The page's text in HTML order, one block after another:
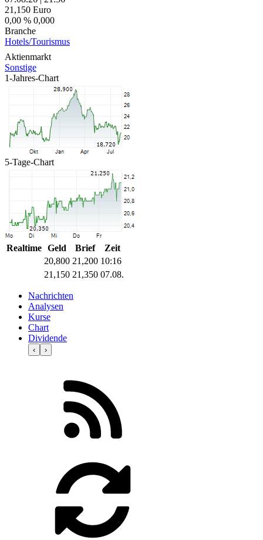
21,150 Euro
0,00 % 0,000
Branche
Hotels/Tourismus
Aktienmarkt
Sonstige
1-Jahres-Chart
5-Tage-Chart
Realtime Geld Brief
Zeit
20,800 21,200 10:16
21,150 21,350 07.08.
Nachrichten
Analysen
Kurse
Chart
Dividende
‹ ›